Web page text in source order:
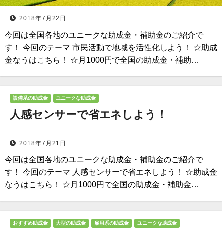
2018年7月22日
今回は全国各地のユニークな助成金・補助金のご紹介で
す！ 今回のテーマ 市民活動で地域を活性化しよう！ ☆助成
金なうはこちら！ ☆月1000円で全国の助成金・補助…
設備系の助成金 ユニークな助成金
人感センサーで省エネしよう！
2018年7月21日
今回は全国各地のユニークな助成金・補助金のご紹介で
す！ 今回のテーマ 人感センサーで省エネしよう！ ☆助成金
なうはこちら！ ☆月1000円で全国の助成金・補助金…
おすすめ助成金 大型の助成金 雇用系の助成金 ユニークな助成金